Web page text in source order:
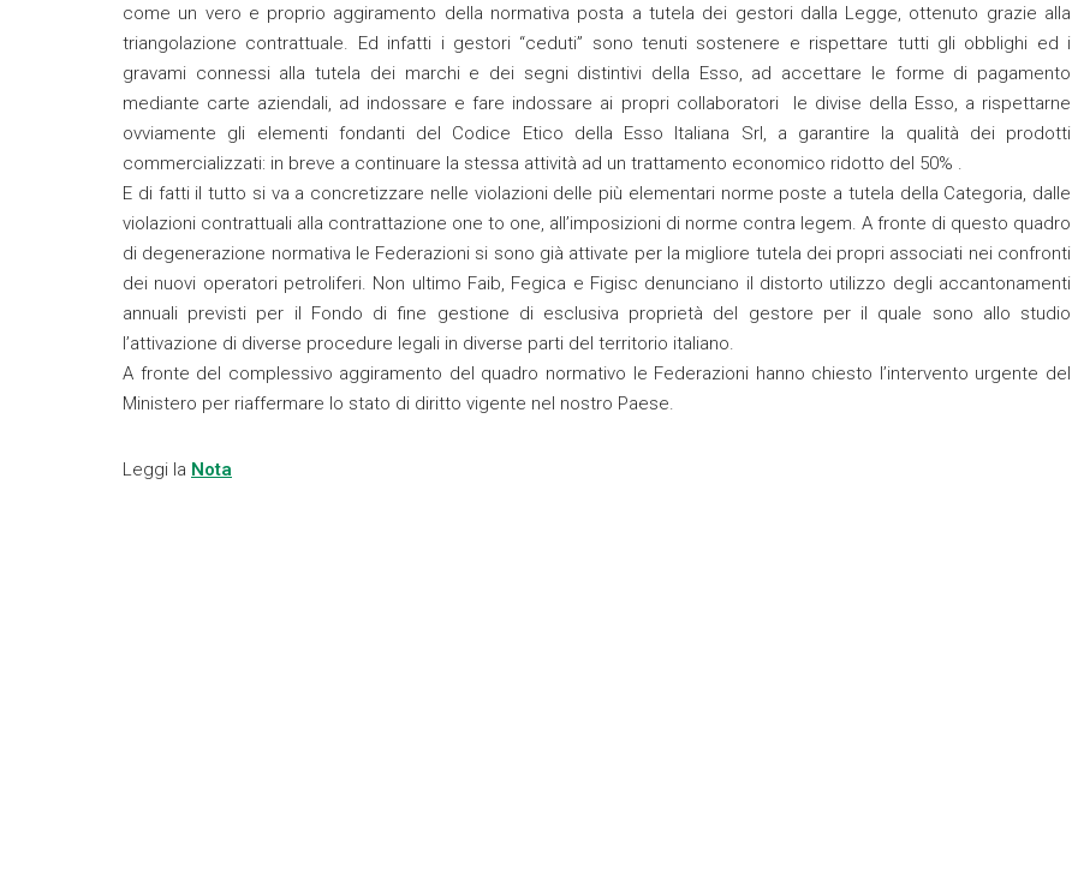
come un vero e proprio aggiramento della normativa posta a tutela dei gestori dalla Legge, ottenuto grazie alla
triangolazione contrattuale. Ed infatti i gestori “ceduti” sono tenuti sostenere e rispettare tutti gli obblighi ed i
gravami connessi alla tutela dei marchi e dei segni distintivi della Esso, ad accettare le forme di pagamento
mediante carte aziendali, ad indossare e fare indossare ai propri collaboratori le divise della Esso, a rispettarne
ovviamente gli elementi fondanti del Codice Etico della Esso Italiana Srl, a garantire la qualità dei prodotti
commercializzati: in breve a continuare la stessa attività ad un trattamento economico ridotto del 50% .
E di fatti il tutto si va a concretizzare nelle violazioni delle più elementari norme poste a tutela della Categoria, dalle
violazioni contrattuali alla contrattazione one to one, all’imposizioni di norme contra legem. A fronte di questo quadro
di degenerazione normativa le Federazioni si sono già attivate per la migliore tutela dei propri associati nei confronti
dei nuovi operatori petroliferi. Non ultimo Faib, Fegica e Figisc denunciano il distorto utilizzo degli accantonamenti
annuali previsti per il Fondo di fine gestione di esclusiva proprietà del gestore per il quale sono allo studio
l’attivazione di diverse procedure legali in diverse parti del territorio italiano.
A fronte del complessivo aggiramento del quadro normativo le Federazioni hanno chiesto l’intervento urgente del
Ministero per riaffermare lo stato di diritto vigente nel nostro Paese.
Leggi la Nota